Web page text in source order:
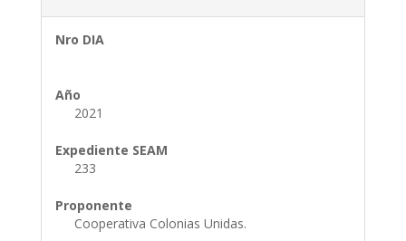
Nro DIA
Año
2021
Expediente SEAM
233
Proponente
Cooperativa Colonias Unidas.